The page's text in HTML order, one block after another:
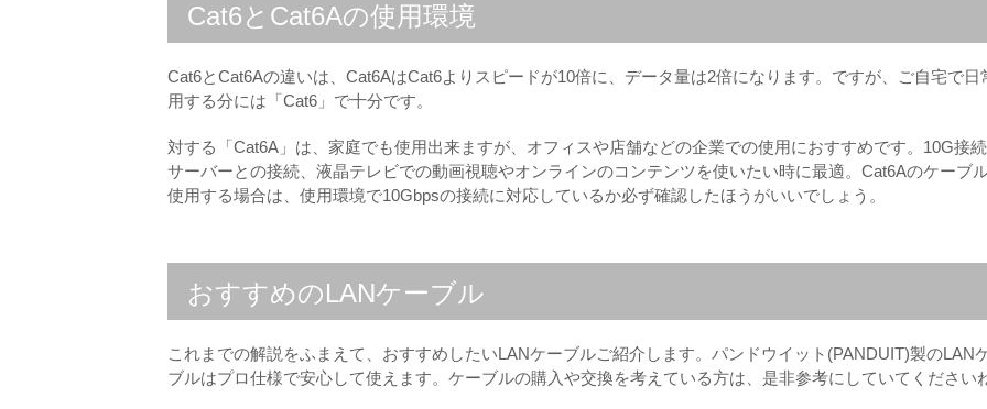
Cat6とCat6Aの使用環境
Cat6とCat6Aの違いは、Cat6AはCat6よりスピードが10倍に、データ量は2倍になります。ですが、ご自宅で日
用する分には「Cat6」で十分です。
対する「Cat6A」は、家庭でも使用出来ますが、オフィスや店舗などの企業での使用におすすめです。10G接
サーバーとの接続、液晶テレビでの動画視聴やオンラインのコンテンツを使いたい時に最適。Cat6Aのケーブ
使用する場合は、使用環境で10Gbpsの接続に対応しているか必ず確認したほうがいいでしょう。
おすすめのLANケーブル
これまでの解説をふまえて、おすすめしたいLANケーブルご紹介します。パンドウイット(PANDUIT)製のLAN
ブルはプロ仕様で安心して使えます。ケーブルの購入や交換を考えている方は、是非参考にしていてください